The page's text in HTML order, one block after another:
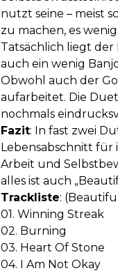
nutzt seine – meist
zu machen, es
Tatsächlich liegt der
auch ein wenig
Obwohl auch der
aufarbeitet. Die
nochmals
Fazit: In fast zwei
Lebensabschnitt für
Arbeit und
alles ist auch
Trackliste:
01. Winning Streak
02. Burning
03. Heart Of Stone
04. I Am Not Okay